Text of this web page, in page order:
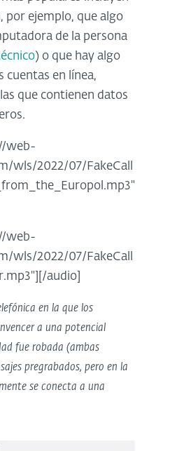
por ejemplo, que algo
de la persona
) o que hay algo
cuentas en línea,
que contienen datos
web-
wls/2022/07/FakeCall
web-
wls/2022/07/FakeCall
audio]
en la que los
a una potencial
fue robada (ambas
pregrabados, pero en la
se conecta a una